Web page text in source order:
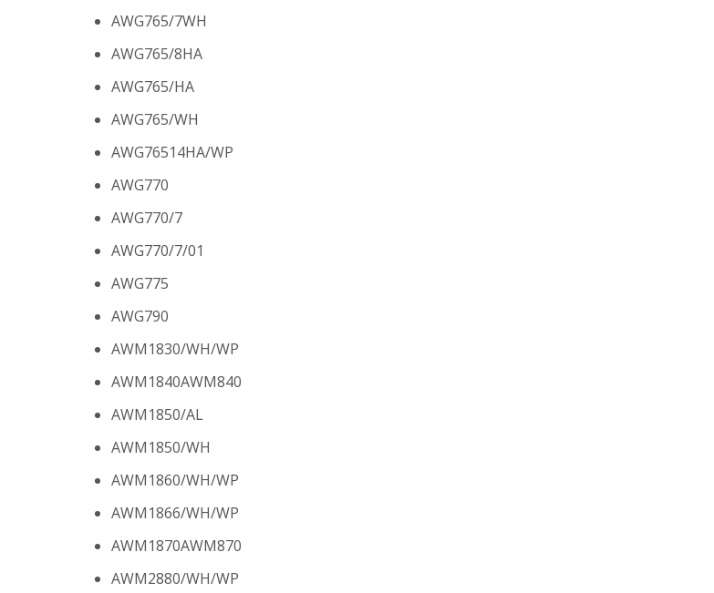
AWG765/7WH
AWG765/8HA
AWG765/HA
AWG765/WH
AWG76514HA/WP
AWG770
AWG770/7
AWG770/7/01
AWG775
AWG790
AWM1830/WH/WP
AWM1840AWM840
AWM1850/AL
AWM1850/WH
AWM1860/WH/WP
AWM1866/WH/WP
AWM1870AWM870
AWM2880/WH/WP